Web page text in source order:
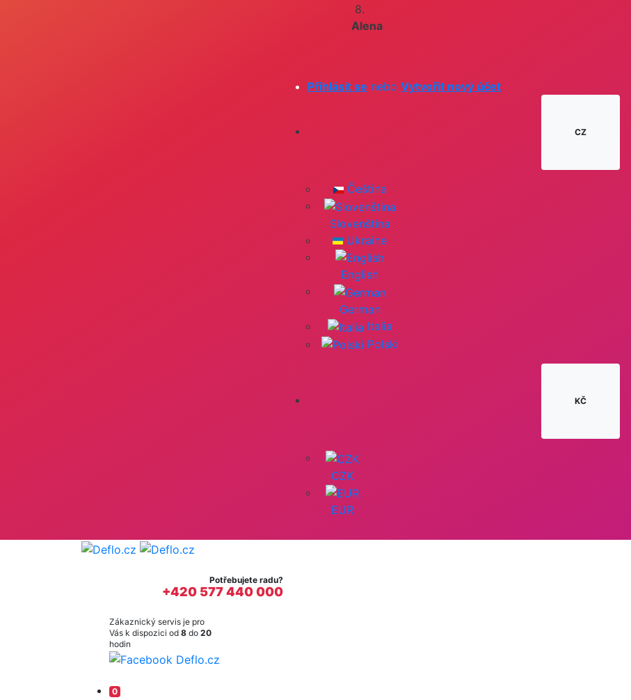
8.
Alena
Přihlásit se nebo Vytvořit nový účet
CZ
Čeština
Slovenština
Ukraine
English
German
Italia
Polski
KČ
CZK
EUR
Potřebujete radu?
+420 577 440 000
Zákaznický servis je pro
Vás k dispozici od 8 do 20
hodin
0